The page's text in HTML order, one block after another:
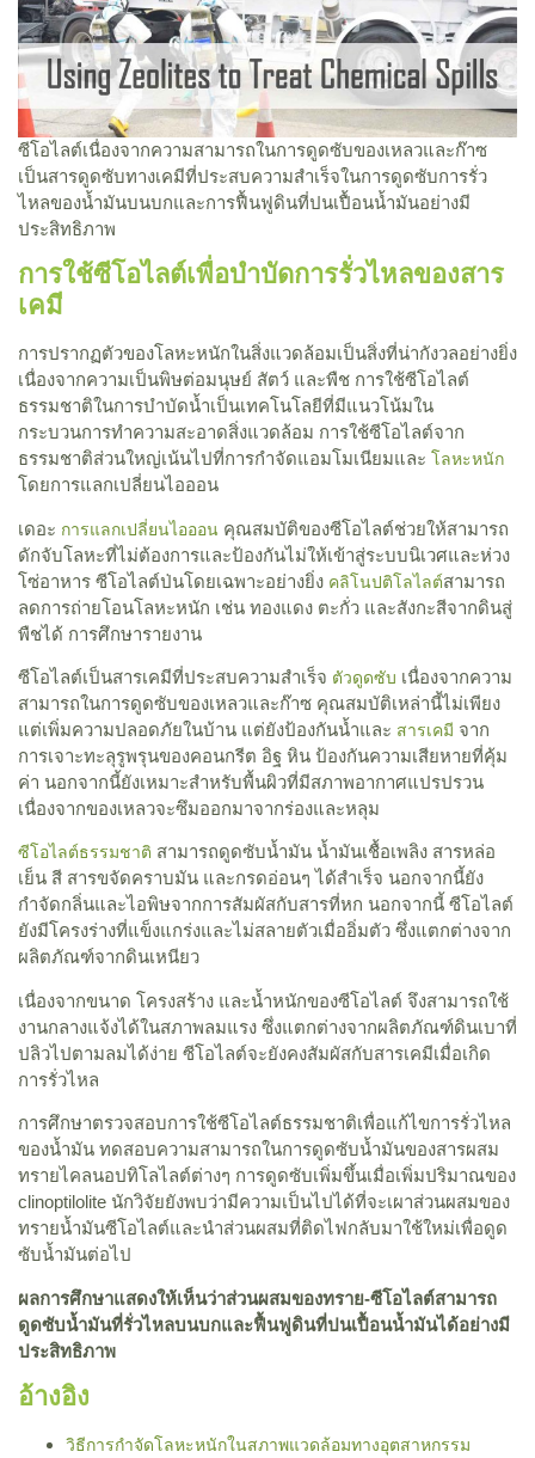
ซีโอไลต์เนื่องจากความสามารถในการดูดซับของเหลวและก๊าซ
เป็นสารดูดซับทางเคมีที่ประสบความสำเร็จในการดูดซับการรั่ว
ไหลของน้ำมันบนบกและการฟื้นฟูดินที่ปนเปื้อนน้ำมันอย่างมี
ประสิทธิภาพ
การใช้ซีโอไลต์เพื่อบำบัดการรั่วไหลของสาร
เคมี
การปรากฏตัวของโลหะหนักในสิ่งแวดล้อมเป็นสิ่งที่น่ากังวลอย่างยิ่ง
เนื่องจากความเป็นพิษต่อมนุษย์ สัตว์ และพืช การใช้ซีโอไลต์
ธรรมชาติในการบำบัดน้ำเป็นเทคโนโลยีที่มีแนวโน้มใน
กระบวนการทำความสะอาดสิ่งแวดล้อม การใช้ซีโอไลต์จาก
ธรรมชาติส่วนใหญ่เน้นไปที่การกำจัดแอมโมเนียมและ โลหะหนัก
โดยการแลกเปลี่ยนไอออน
เดอะ การแลกเปลี่ยนไอออน คุณสมบัติของซีโอไลต์ช่วยให้สามารถ
ดักจับโลหะที่ไม่ต้องการและป้องกันไม่ให้เข้าสู่ระบบนิเวศและห่วง
โซ่อาหาร ซีโอไลต์ป่นโดยเฉพาะอย่างยิ่ง คลิโนปติโลไลต์สามารถ
ลดการถ่ายโอนโลหะหนัก เช่น ทองแดง ตะกั่ว และสังกะสีจากดินสู่
พืชได้ การศึกษารายงาน
ซีโอไลต์เป็นสารเคมีที่ประสบความสำเร็จ ตัวดูดซับ เนื่องจากความ
สามารถในการดูดซับของเหลวและก๊าซ คุณสมบัติเหล่านี้ไม่เพียง
แต่เพิ่มความปลอดภัยในบ้าน แต่ยังป้องกันน้ำและ สารเคมี จาก
การเจาะทะลุรูพรุนของคอนกรีต อิฐ หิน ป้องกันความเสียหายที่คุ้ม
ค่า นอกจากนี้ยังเหมาะสำหรับพื้นผิวที่มีสภาพอากาศแปรปรวน
เนื่องจากของเหลวจะซึมออกมาจากร่องและหลุม
ซีโอไลต์ธรรมชาติ สามารถดูดซับน้ำมัน น้ำมันเชื้อเพลิง สารหล่อ
เย็น สี สารขจัดคราบมัน และกรดอ่อนๆ ได้สำเร็จ นอกจากนี้ยัง
กำจัดกลิ่นและไอพิษจากการสัมผัสกับสารที่หก นอกจากนี้ ซีโอไลต์
ยังมีโครงร่างที่แข็งแกร่งและไม่สลายตัวเมื่ออิ่มตัว ซึ่งแตกต่างจาก
ผลิตภัณฑ์จากดินเหนียว
เนื่องจากขนาด โครงสร้าง และน้ำหนักของซีโอไลต์ จึงสามารถใช้
งานกลางแจ้งได้ในสภาพลมแรง ซึ่งแตกต่างจากผลิตภัณฑ์ดินเบาที่
ปลิวไปตามลมได้ง่าย ซีโอไลต์จะยังคงสัมผัสกับสารเคมีเมื่อเกิด
การรั่วไหล
การศึกษาตรวจสอบการใช้ซีโอไลต์ธรรมชาติเพื่อแก้ไขการรั่วไหล
ของน้ำมัน ทดสอบความสามารถในการดูดซับน้ำมันของสารผสม
ทรายไคลนอปทิโลไลต์ต่างๆ การดูดซับเพิ่มขึ้นเมื่อเพิ่มปริมาณของ
clinoptilolite นักวิจัยยังพบว่ามีความเป็นไปได้ที่จะเผาส่วนผสมของ
ทรายน้ำมันซีโอไลต์และนำส่วนผสมที่ติดไฟกลับมาใช้ใหม่เพื่อดูด
ซับน้ำมันต่อไป
ผลการศึกษาแสดงให้เห็นว่าส่วนผสมของทราย-ซีโอไลต์สามารถ
ดูดซับน้ำมันที่รั่วไหลบนบกและฟื้นฟูดินที่ปนเปื้อนน้ำมันได้อย่างมี
ประสิทธิภาพ
อ้างอิง
วิธีการกำจัดโลหะหนักในสภาพแวดล้อมทางอุตสาหกรรม